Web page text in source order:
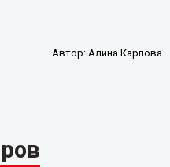
Автор: Алина Карпова